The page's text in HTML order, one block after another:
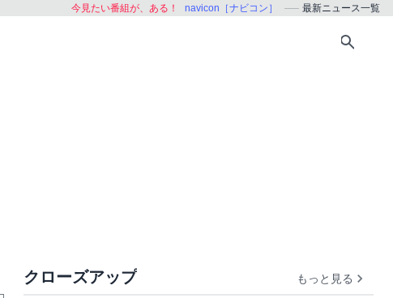
今見たい番組が、ある！ navicon［ナビコン］ 最新ニュース一覧
クローズアップ もっと見る